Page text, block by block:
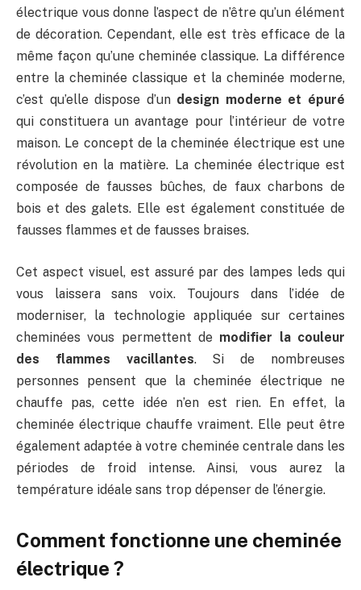
électrique vous donne l’aspect de n’être qu’un élément
de décoration. Cependant, elle est très efficace de la
même façon qu’une cheminée classique. La différence
entre la cheminée classique et la cheminée moderne,
c’est qu’elle dispose d’un design moderne et épuré
qui constituera un avantage pour l’intérieur de votre
maison. Le concept de la cheminée électrique est une
révolution en la matière. La cheminée électrique est
composée de fausses bûches, de faux charbons de
bois et des galets. Elle est également constituée de
fausses flammes et de fausses braises.
Cet aspect visuel, est assuré par des lampes leds qui
vous laissera sans voix. Toujours dans l’idée de
moderniser, la technologie appliquée sur certaines
cheminées vous permettent de modifier la couleur
des flammes vacillantes. Si de nombreuses
personnes pensent que la cheminée électrique ne
chauffe pas, cette idée n’en est rien. En effet, la
cheminée électrique chauffe vraiment. Elle peut être
également adaptée à votre cheminée centrale dans les
périodes de froid intense. Ainsi, vous aurez la
température idéale sans trop dépenser de l’énergie.
Comment fonctionne une cheminée
électrique ?